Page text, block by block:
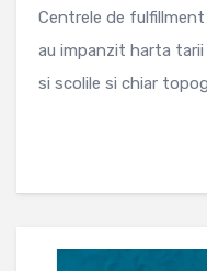
Centrele de
au impanzit harta
si scolile si chiar